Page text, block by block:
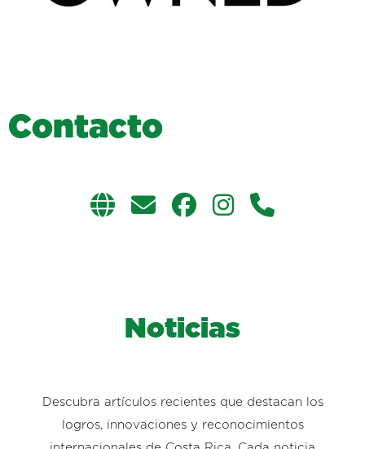
Contacto
Noticias
Descubra artículos recientes que destacan los
logros, innovaciones y reconocimientos